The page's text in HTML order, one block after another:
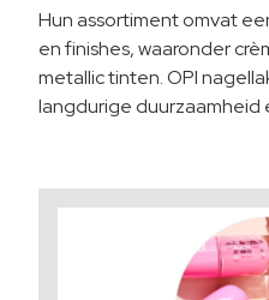
Hun assortiment omvat
en finishes, waaronder
metallic tinten. OPI
langdurige duurzaamheid